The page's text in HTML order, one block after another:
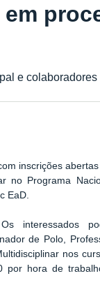
e colaboradores
inscrições
no Programa
EaD.
interessados
de Polo,
nos
por hora de